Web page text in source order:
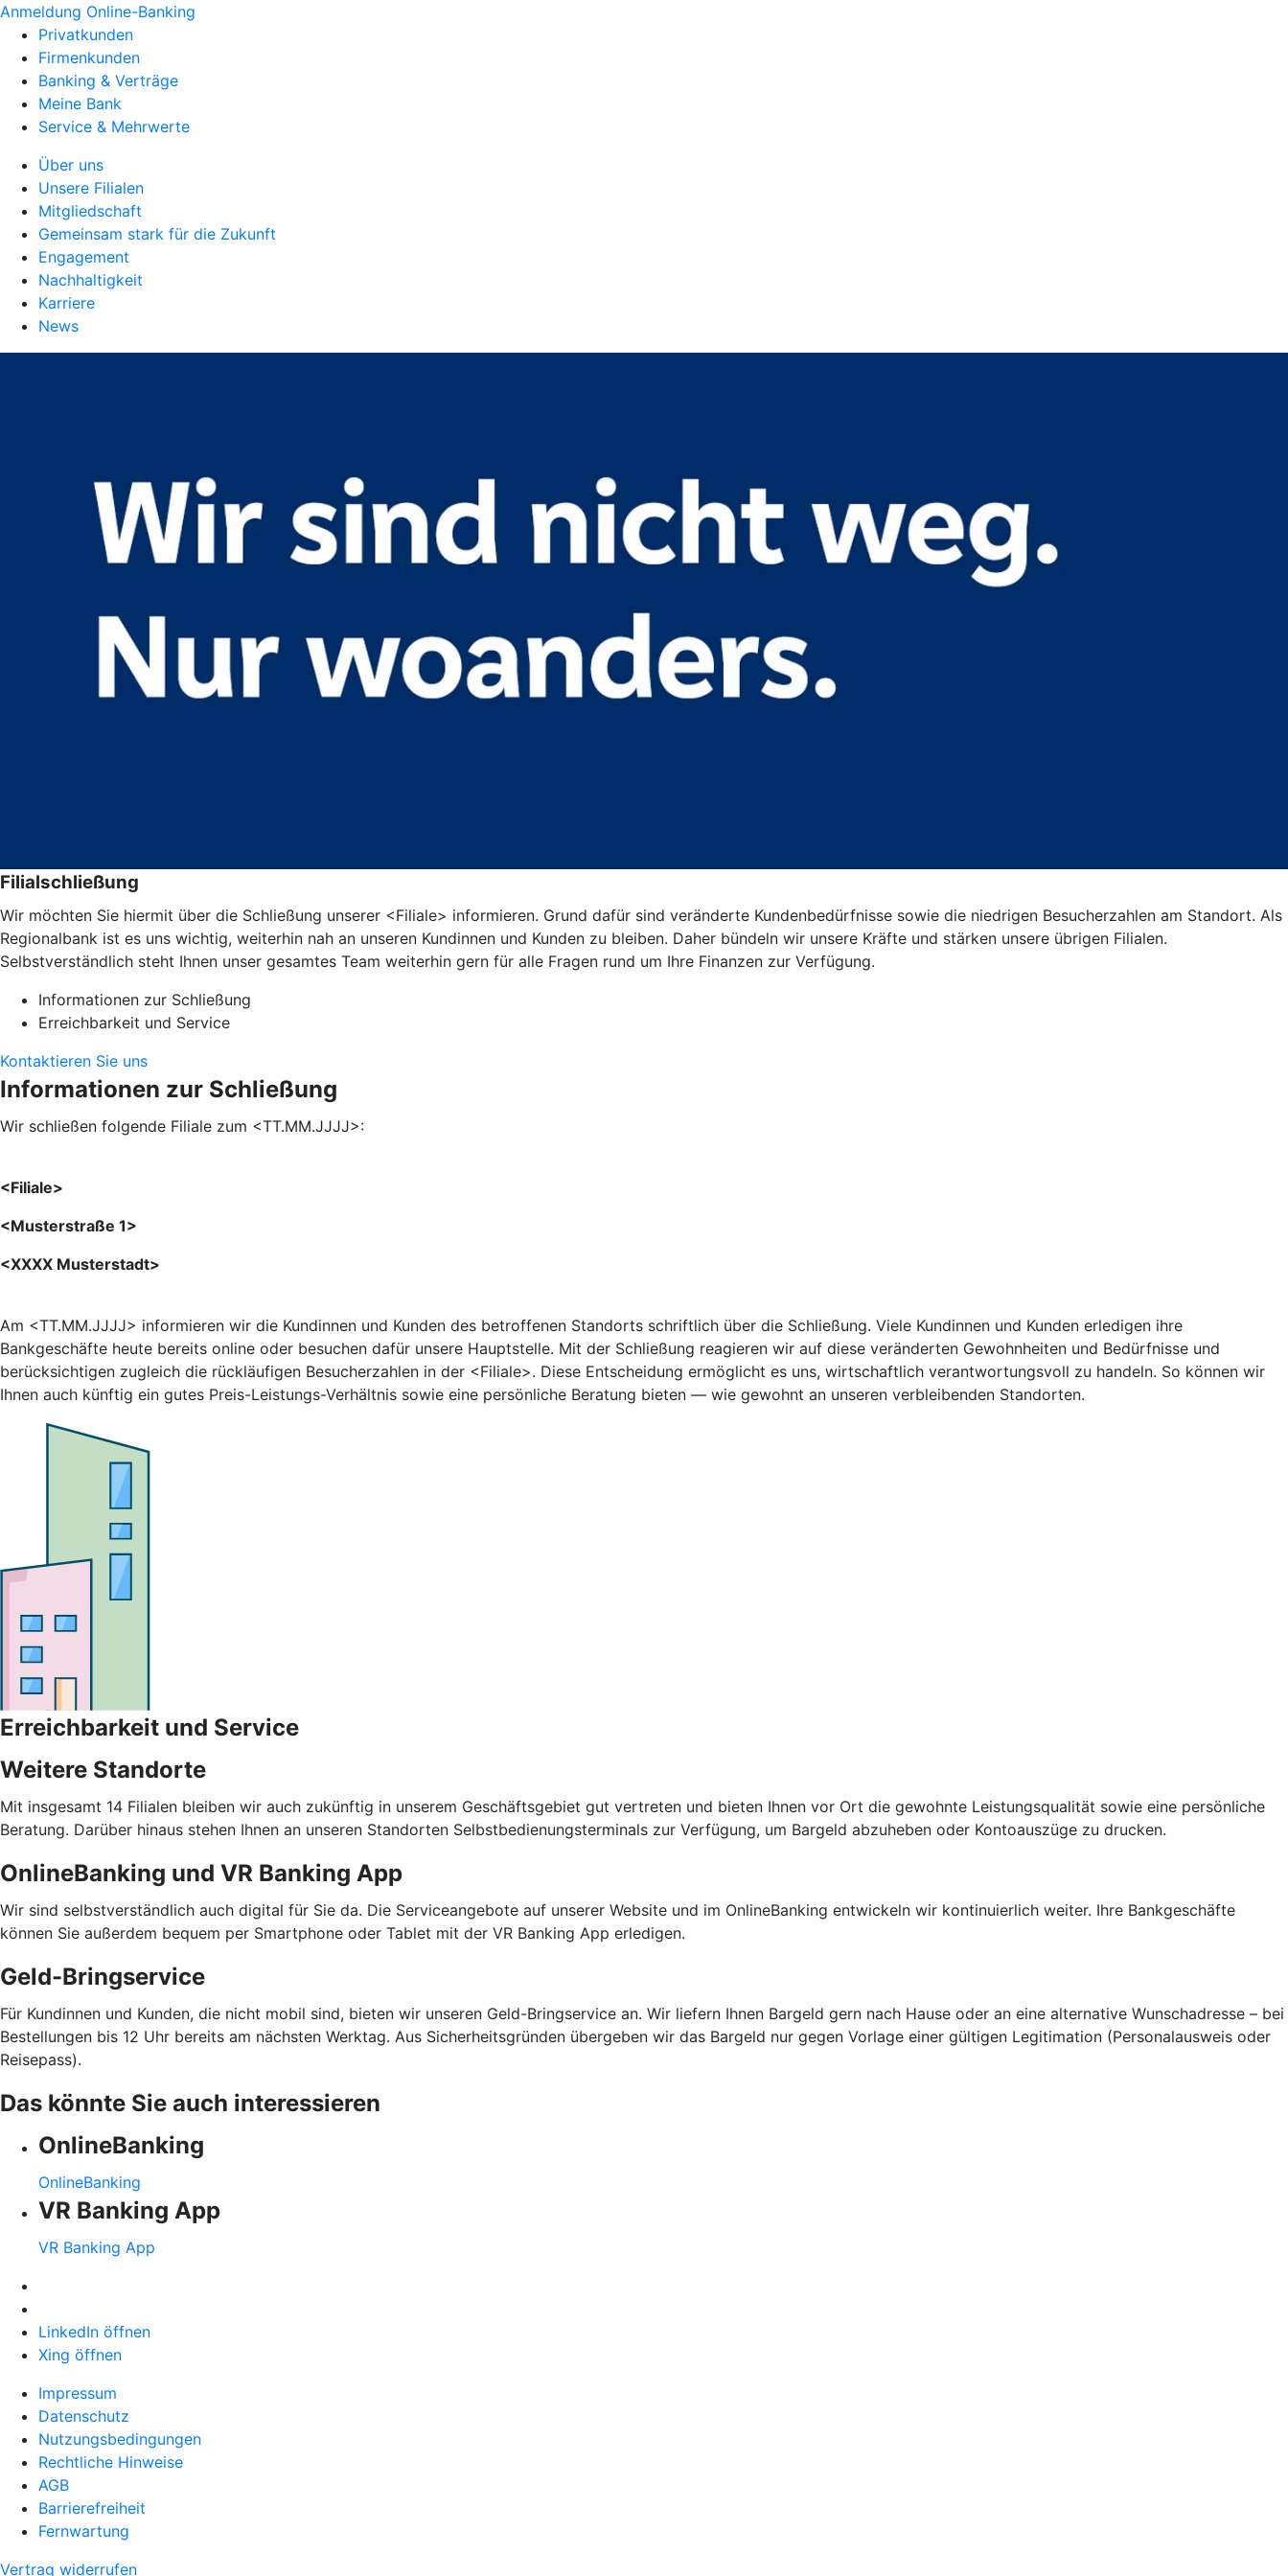
Anmeldung Online-Banking
Privatkunden
Firmenkunden
Banking & Verträge
Meine Bank
Service & Mehrwerte
Über uns
Unsere Filialen
Mitgliedschaft
Gemeinsam stark für die Zukunft
Engagement
Nachhaltigkeit
Karriere
News
Filialschließung
Wir möchten Sie hiermit über die Schließung unserer <Filiale> informieren. Grund dafür sind veränderte Kundenbedürfnisse sowie die niedrigen Besucherzahlen am Standort. Als
Regionalbank ist es uns wichtig, weiterhin nah an unseren Kundinnen und Kunden zu bleiben. Daher bündeln wir unsere Kräfte und stärken unsere übrigen Filialen.
Selbstverständlich steht Ihnen unser gesamtes Team weiterhin gern für alle Fragen rund um Ihre Finanzen zur Verfügung.
Informationen zur Schließung
Erreichbarkeit und Service
Kontaktieren Sie uns
Informationen zur Schließung
Wir schließen folgende Filiale zum <TT.MM.JJJJ>:
<Filiale>
<Musterstraße 1>
<XXXX Musterstadt>
Am <TT.MM.JJJJ> informieren wir die Kundinnen und Kunden des betroffenen Standorts schriftlich über die Schließung. Viele Kundinnen und Kunden erledigen ihre
Bankgeschäfte heute bereits online oder besuchen dafür unsere Hauptstelle. Mit der Schließung reagieren wir auf diese veränderten Gewohnheiten und Bedürfnisse und
berücksichtigen zugleich die rückläufigen Besucherzahlen in der <Filiale>. Diese Entscheidung ermöglicht es uns, wirtschaftlich verantwortungsvoll zu handeln. So können wir
Ihnen auch künftig ein gutes Preis-Leistungs-Verhältnis sowie eine persönliche Beratung bieten — wie gewohnt an unseren verbleibenden Standorten.
Erreichbarkeit und Service
Weitere Standorte
Mit insgesamt 14 Filialen bleiben wir auch zukünftig in unserem Geschäftsgebiet gut vertreten und bieten Ihnen vor Ort die gewohnte Leistungsqualität sowie eine persönliche
Beratung. Darüber hinaus stehen Ihnen an unseren Standorten Selbstbedienungsterminals zur Verfügung, um Bargeld abzuheben oder Kontoauszüge zu drucken.
OnlineBanking und VR Banking App
Wir sind selbstverständlich auch digital für Sie da. Die Serviceangebote auf unserer Website und im OnlineBanking entwickeln wir kontinuierlich weiter. Ihre Bankgeschäfte
können Sie außerdem bequem per Smartphone oder Tablet mit der VR Banking App erledigen.
Geld-Bringservice
Für Kundinnen und Kunden, die nicht mobil sind, bieten wir unseren Geld-Bringservice an. Wir liefern Ihnen Bargeld gern nach Hause oder an eine alternative Wunschadresse – bei
Bestellungen bis 12 Uhr bereits am nächsten Werktag. Aus Sicherheitsgründen übergeben wir das Bargeld nur gegen Vorlage einer gültigen Legitimation (Personalausweis oder
Reisepass).
Das könnte Sie auch interessieren
OnlineBanking
OnlineBanking
VR Banking App
VR Banking App
LinkedIn öffnen
Xing öffnen
Impressum
Datenschutz
Nutzungsbedingungen
Rechtliche Hinweise
AGB
Barrierefreiheit
Fernwartung
Vertrag widerrufen